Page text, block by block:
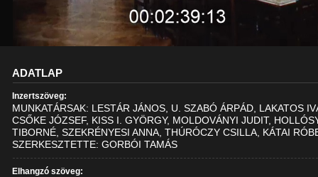
ADATLAP
Inzertszöveg:
MUNKATÁRSAK: LESTÁR JÁNOS, U. SZABÓ ÁRPÁD, LAKATOS
CSŐKE JÓZSEF, KISS I. GYÖRGY, MOLDOVÁNYI JUDIT,
TIBORNÉ, SZEKRÉNYESI ANNA, THÚRÓCZY CSILLA, KÁTAI
SZERKESZTETTE: GORBÓI TAMÁS
Elhangzó szöveg: